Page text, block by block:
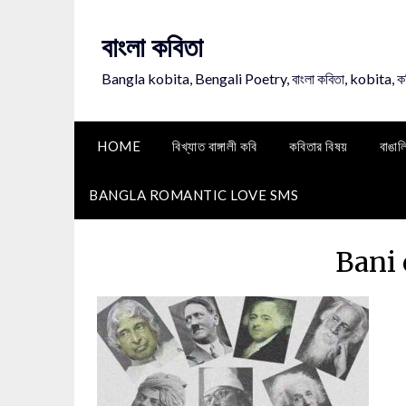
বাংলা কবিতা
Bangla kobita, Bengali Poetry, বাংলা কবিতা, kobita,
HOME বিখ্যাত বাঙ্গালী কবি কবিতার বিষয়
BANGLA ROMANTIC LOVE SMS
Bani